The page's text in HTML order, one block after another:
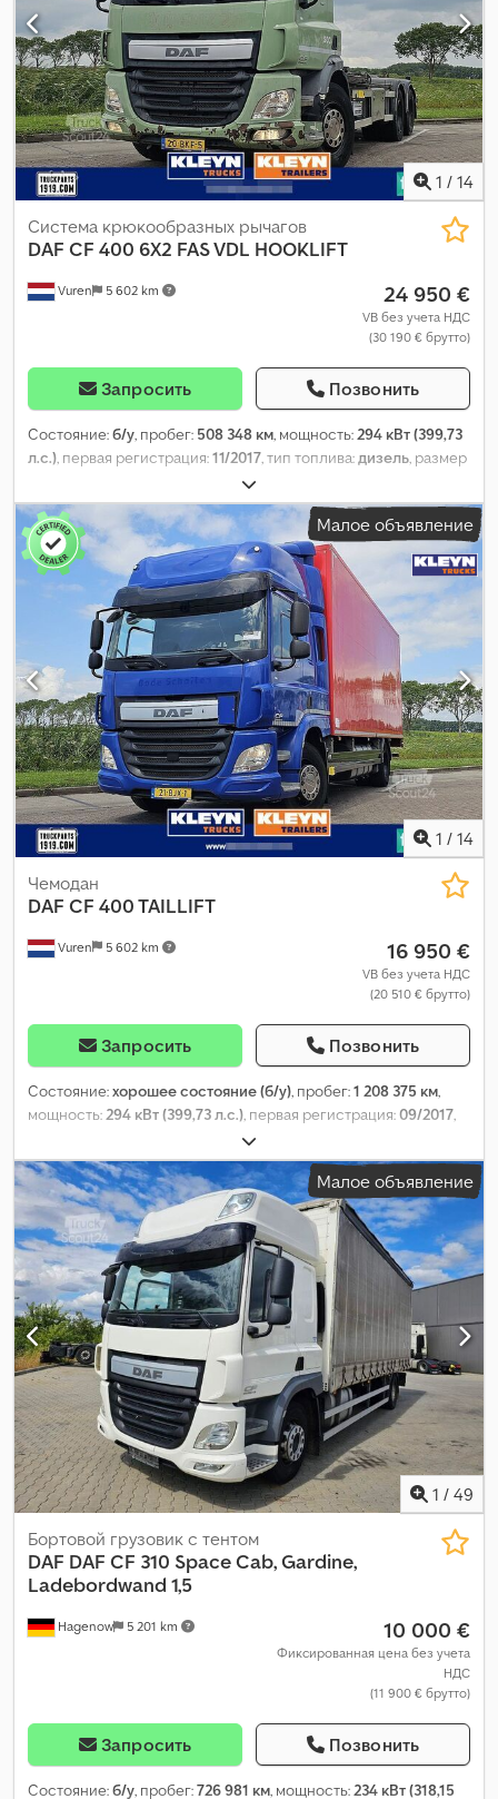
Дополнительная информация = Общая информация Область
применения: Строительство Используемый материал: Бетон
Конфигурация осей Подвеска: рессорная подвеска Ось 1:
Размер шин: 315/80 R22,5; Тормоза: дисковые тормоза Ось 2:
Размер шин: 315/80 R22,5 Ось 3: Размер шин: 315/80 R22.5 Ось 4:
Размер шин: 315/80R22.5 Масса Собственный вес: 19.000 kg
Грузоподъемность: 12.000 kg Полная масса автомобиля:
32.000 kg
1 / 14
Vuren 5 602 km
Система крюкообразных рычагов
DAF CF 400 6X2 FAS VDL HOOKLIFT
24 950 €
VB без учета НДС
(30 190 € брутто)
Запросить Позвонить
Состояние:б/у, пробег: 508 348 км, мощность:294 кВт (399,73
л.с.), первая регистрация:11/2017, тип топлива:дизель, размер
, конфигурация осей:
4 600 мм, топливо:дизель, цвет:зелёный, кабина водителя:
дневная кабина
, тип передачи:автоматический , количество
передач: 12 , класс выбросов:Евро 6, подвеска: сталь-воздух,
количество мест:2, общая длина:8 600 мм , общая ширина:
, общая высота:3 140 мм, Год выпуска: 2017 ,
Оборудование:ABS, кондиционер, круиз-контроль, подогрев
сиденья, прицепное устройство, система контроля тяги,
центральный замок, электрорегулировка стекол,
электрорегулируемое зеркало,
Малое объявление
1 / 14
Vuren 5 602 km
Чемодан
DAF CF 400 TAILLIFT
16 950 €
VB без учета НДС
(20 510 € брутто)
Запросить Позвонить
Состояние:хорошее состояние (б/у), пробег:1 208 375 км,
мощность: 294 кВт (399,73 л.с.) , первая регистрация:09/2017
, размер шины:
осей:4x2, колесная база:5 700 мм, топливо:дизель, цвет:
другое, кабина водителя:спальный отсек (кабина), тип
передачи:автоматический , количество передач:12, класс
выбросов:Евро 6 , подвеска:сталь-воздух , количество мест:2,
общая длина:10 200 мм, общая ширина:2 550 мм
, общая
высота:4 030 мм, длина грузового отсека: 7 550 мм
, ширина
пространства для загрузки:2 500 мм, высота грузового
отсека:2 730 мм, Год выпуска:2017, Оборудование: ABS,
гидроборт, кондиционер, круиз-контроль, подогрев
сиденья, система контроля тяги, центральный замок,
электрорегулировка стекол, электрорегулируемое
зеркало
Малое объявление
1 / 49
Hagenow 5 201 km
Бортовой грузовик с тентом
DAF DAF CF 310 Space Cab, Gardine,
Ladebordwand 1,5
10 000 €
Фиксированная цена без учета
НДС
(11 900 € брутто)
Запросить Позвонить
Состояние:б/у, пробег:726 981 км, мощность:234 кВт (318,15